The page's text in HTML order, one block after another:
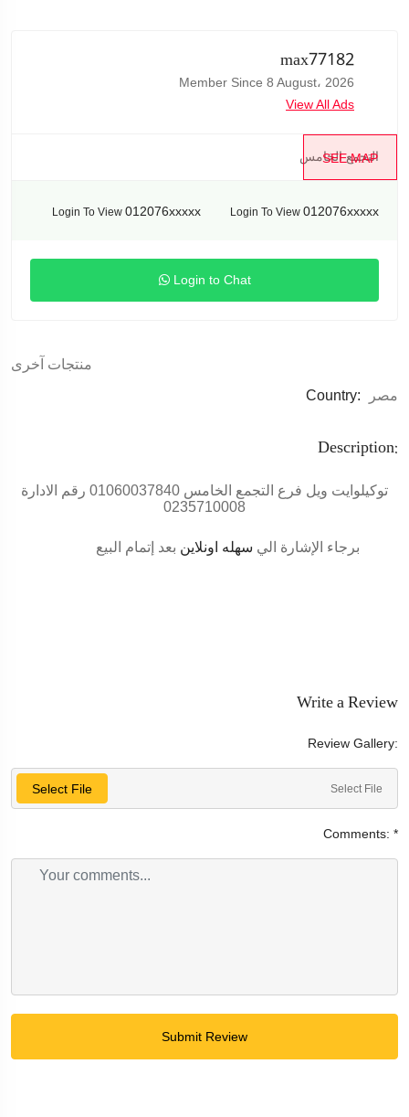
max77182
Member Since 8 August، 2026
View All Ads
SEE MAP
التجمع الخامس
Login To View 012076xxxxx Login To View 012076xxxxx
Login to Chat
منتجات آخرى
Country:
مصر
Description:
توكيلوايت ويل
فرع التجمع الخامس 01060037840 رقم الادارة
0235710008
برجاء الإشارة الي سهله اونلاين بعد إتمام البيع
Write a Review
Review Gallery:
Select File Select File
Comments: *
Submit Review